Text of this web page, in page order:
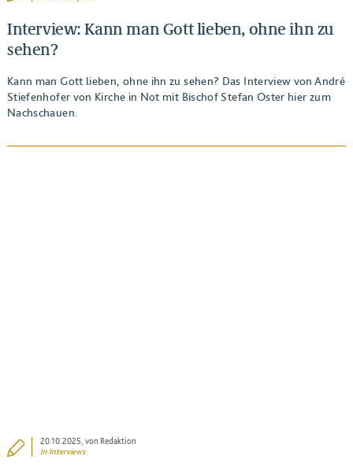
Interview: Kann man Gott lieben, ohne ihn zu
sehen?
Kann man Gott lieben, ohne ihn zu sehen? Das Interview von André
Stiefenhofer von Kirche in Not mit Bischof Stefan Oster hier zum
Nachschauen.
20.10.2025, von Redaktion
In Interviews